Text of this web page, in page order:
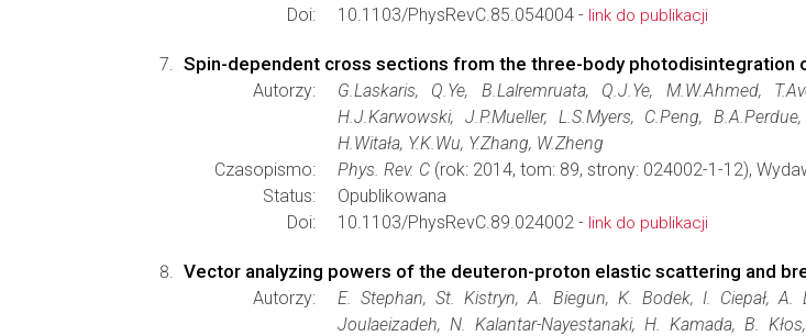
Doi:
10.1103/PhysRevC.85.054004 - link do publikacji
Spin-dependent cross sections from the three-body photodisintegration
Autorzy:
G.Laskaris, Q.Ye, B.Lalremruata, Q.J.Ye, M.W.Ahmed,
H.J.Karwowski, J.P.Mueller, L.S.Myers, C.Peng,
H.Witała, Y.K.Wu, Y.Zhang, W.Zheng
Czasopismo:
Phys. Rev. C (rok: 2014, tom: 89, strony: 024002-1-12),
Status:
Opublikowana
Doi:
10.1103/PhysRevC.89.024002 - link do publikacji
Vector analyzing powers of the deuteron-proton elastic scattering and
Autorzy:
E. Stephan, St. Kistryn, A. Biegun, K. Bodek, I. Ciepał, A.
Joulaeizadeh, N. Kalantar-Nayestanaki, H. Kamada, B.